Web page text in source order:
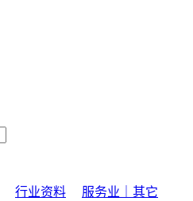
行业资料 服务业｜其它